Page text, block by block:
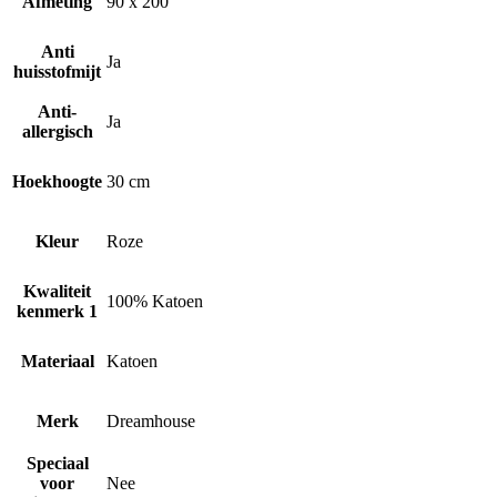
Anti
huisstofmijt
Ja
Anti-
allergisch
Ja
Hoekhoogte 30 cm
Kleur Roze
Kwaliteit
kenmerk 1
100% Katoen
Materiaal Katoen
Merk Dreamhouse
Speciaal
voor
Nee